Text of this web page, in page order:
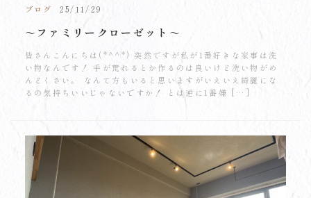
ブログ 25/11/29
～ファミリークローゼット～
皆さんこんにちは(*^^*) 突然ですが私が1番好きな家事は洗
い物なんです！ 手が荒れるとか作るのは良いけど洗い物がめ
んどくさい。 なんて方もいると思いますがいえいえ綺麗にな
るの気持ちいいじゃないですか！ とは逆に1番嫌 […]